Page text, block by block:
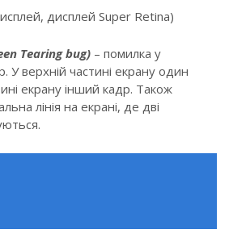
дисплей Super Retina)
Tearing bug) – помилка у
У верхній частині екрану один
екрану інший кадр. Також
лінія на екрані, де дві